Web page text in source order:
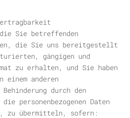
Sie betreffenden
die Sie uns bereitgestellt
gängigen und
zu erhalten, und Sie haben
einem anderen
durch den
personenbezogenen Daten
zu übermitteln, sofern: